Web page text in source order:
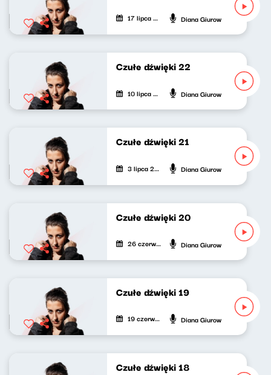
17 lipca 2026 Diana Giurow
Czułe dźwięki 22
10 lipca 2026 Diana Giurow
Czułe dźwięki 21
3 lipca 2026 Diana Giurow
Czułe dźwięki 20
26 czerwca 2026 Diana Giurow
Czułe dźwięki 19
19 czerwca 2026 Diana Giurow
Czułe dźwięki 18